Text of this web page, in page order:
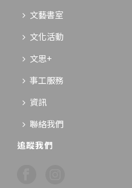
文藝書室
文化活動
文思+
事工服務
資訊
聯絡我們
追蹤我們